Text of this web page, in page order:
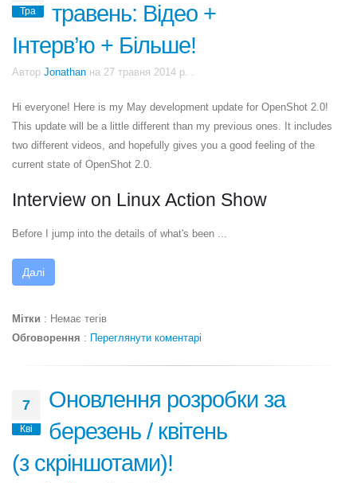
Тра
травень: Відео +
Інтерв’ю + Більше!
Автор Jonathan на 27 травня 2014 р. .
Hi everyone! Here is my May development update for OpenShot 2.0!
This update will be a little different than my previous ones. It includes
two different videos, and hopefully gives you a good feeling of the
current state of OpenShot 2.0.
Interview on Linux Action Show
Before I jump into the details of what's been ...
Далі
Мітки : Немає тегів
Обговорення : Переглянути коментарі
7
Кві
Оновлення розробки за
березень / квітень
(з скріншотами)!